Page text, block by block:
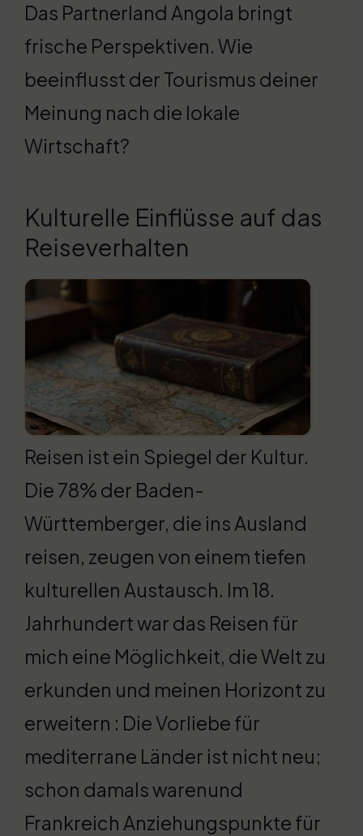
Das Partnerland Angola bringt
frische Perspektiven. Wie
beeinflusst der Tourismus deiner
Meinung nach die lokale
Wirtschaft?
Kulturelle Einflüsse auf das
Reiseverhalten
Reisen ist ein Spiegel der Kultur.
Die 78% der Baden-
Württemberger, die ins Ausland
reisen, zeugen von einem tiefen
kulturellen Austausch. Im 18.
Jahrhundert war das Reisen für
mich eine Möglichkeit, die Welt zu
erkunden und meinen Horizont zu
erweitern : Die Vorliebe für
mediterrane Länder ist nicht neu;
schon damals warenund
Frankreich Anziehungspunkte für